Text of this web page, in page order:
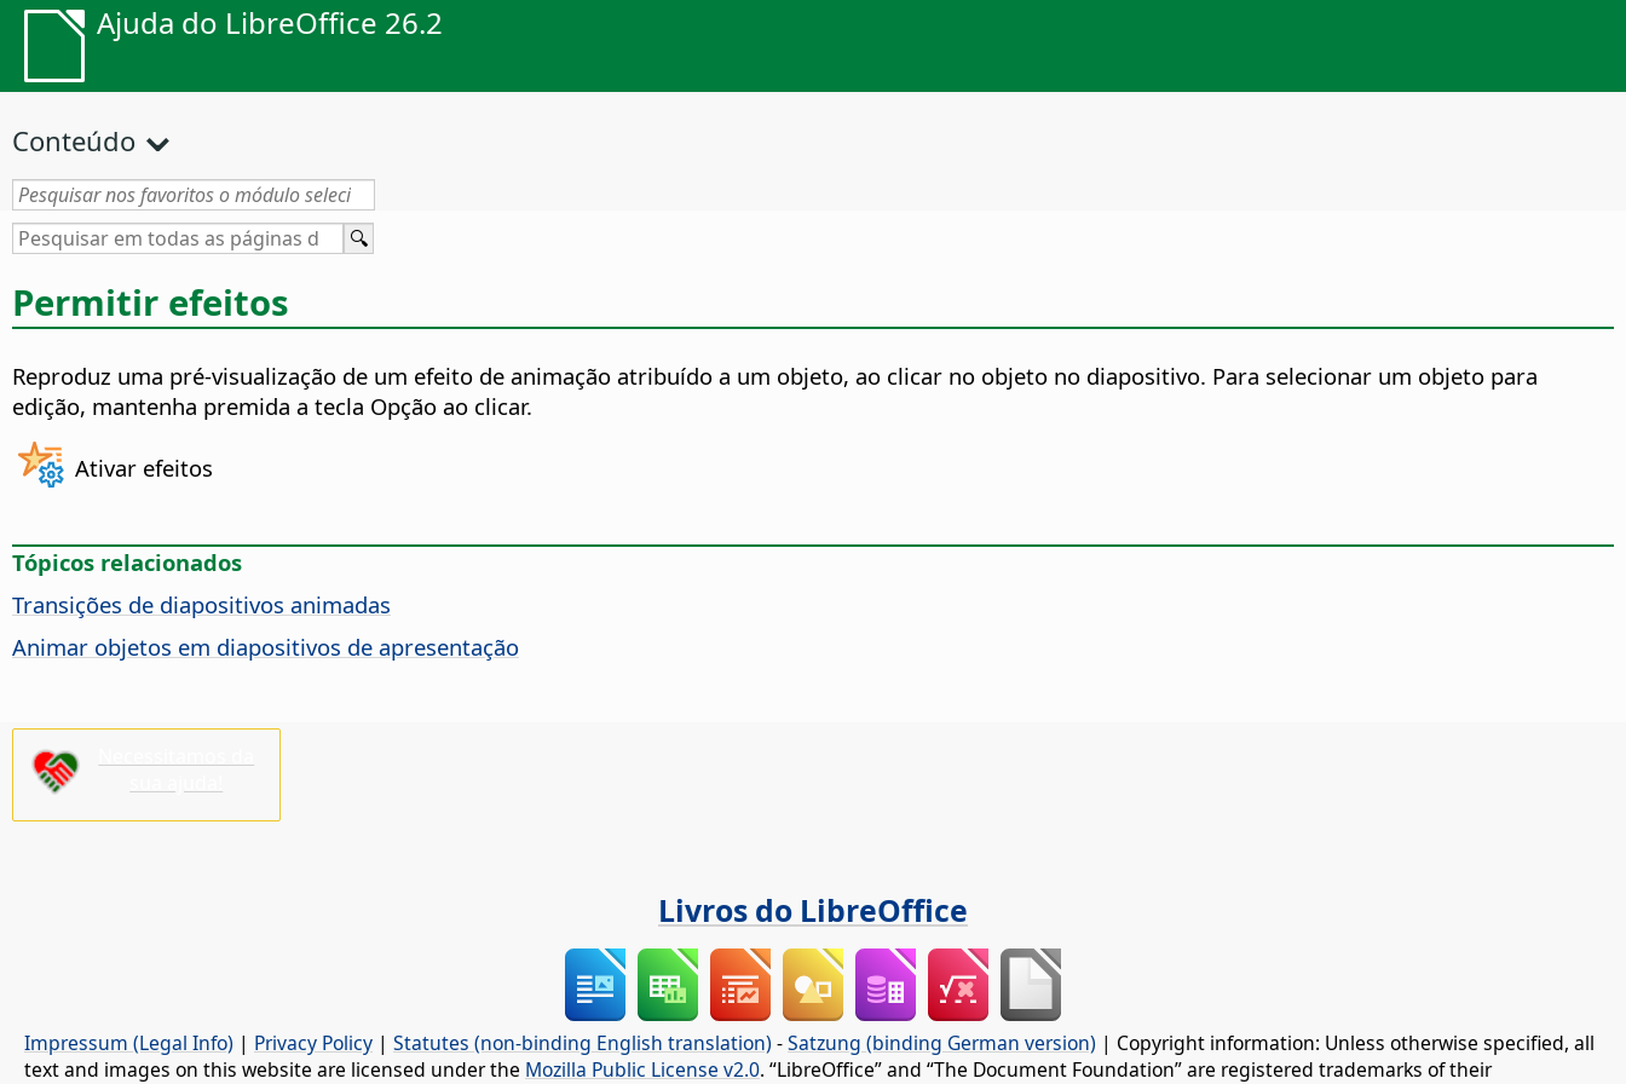
Ajuda do LibreOffice 26.2
Conteúdo
Permitir efeitos
Reproduz uma pré-visualização de um efeito de animação atribuído a um objeto, ao clicar no objeto no diapositivo. Para selecionar um objeto para
edição, mantenha premida a tecla Opção ao clicar.
Ativar efeitos
Tópicos relacionados
Transições de diapositivos animadas
Animar objetos em diapositivos de apresentação
Livros do LibreOffice
Impressum (Legal Info) | Privacy Policy | Statutes (non-binding English translation) -Satzung (binding German version) | Copyright information: Unless otherwise specified, all
text and images on this website are licensed under the Mozilla Public License v2.0. “LibreOffice” and “The Document Foundation” are registered trademarks of their